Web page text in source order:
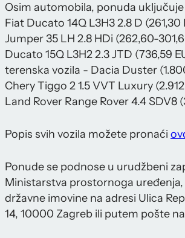
Osim automobila, ponuda
Fiat Ducato 14Q L3H3 2.8 D (261,30
Jumper 35 LH 2.8 HDi (262,60-
Ducato 15Q L3H2 2.3 JTD (736,59
terenska vozila - Dacia Duster
Chery Tiggo 2 1.5 VVT Luxury
Land Rover Range Rover 4.4 SDV8
Popis svih vozila možete pronaći
Ponude se podnose u urudžbeni
Ministarstva prostornoga
državne imovine na adresi Ulica
14, 10000 Zagreb ili putem pošte